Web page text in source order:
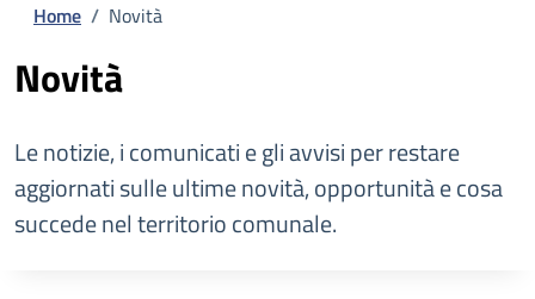
Home / Novità
Novità
Le notizie, i comunicati e gli avvisi per restare
aggiornati sulle ultime novità, opportunità e cosa
succede nel territorio comunale.